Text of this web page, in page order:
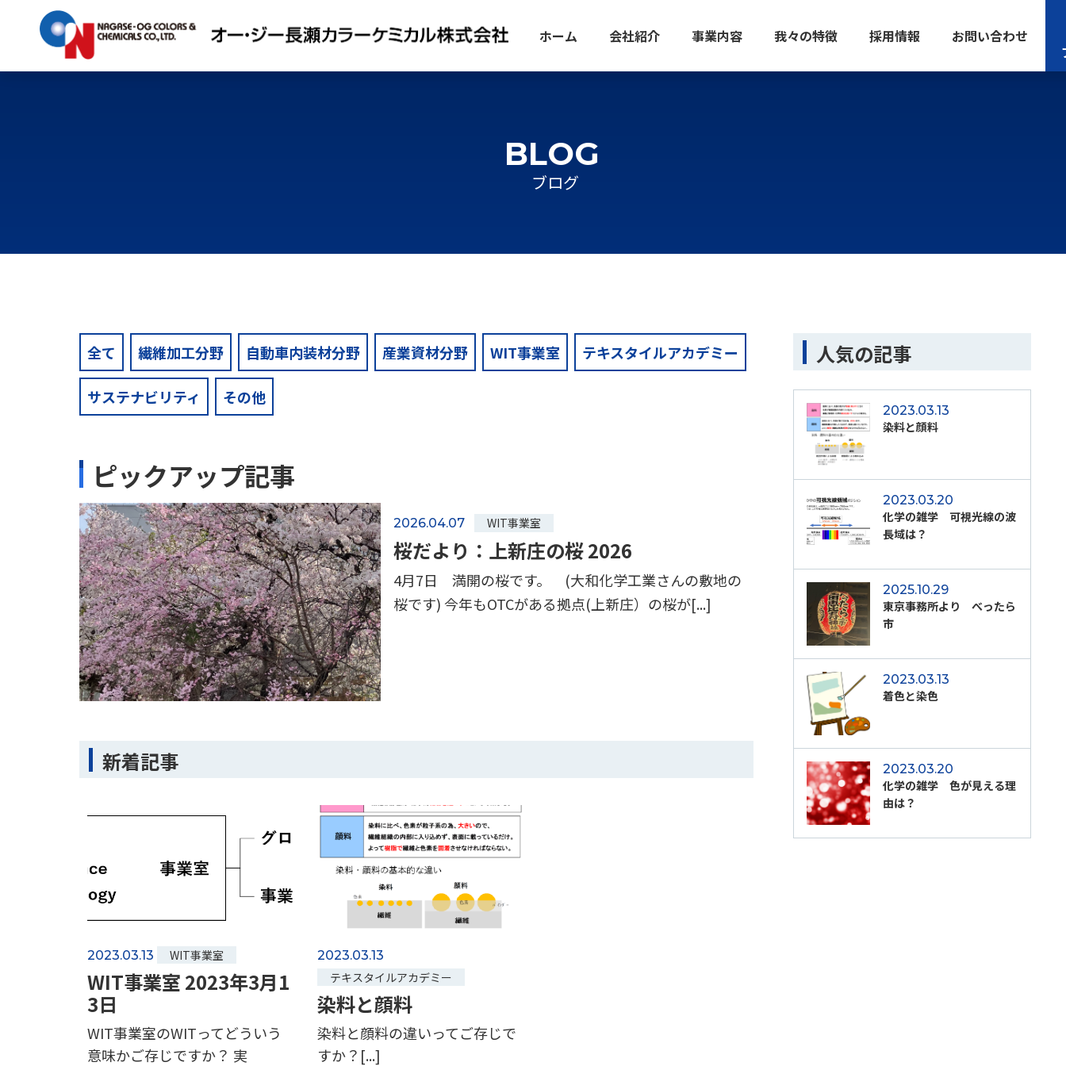
ホーム 会社紹介 事業内容 我々の特徴 採用情報
お問い合わせ
BLOG
ブログ
全て 繊維加工分野 自動車内装材分野 産業資材分野 WIT事業室 テキスタイルアカデミー
サステナビリティ その他
ピックアップ記事
2026.04.07 WIT事業室
桜だより：上新庄の桜 2026
4月7日 満開の桜です。 (大和化学工業さんの敷地の
桜です) 今年もOTCがある拠点(上新庄）の桜が[...]
新着記事
2023.03.13 WIT事業室
WIT事業室 2023年3月1
3日
WIT事業室のWITってどういう
意味かご存じですか？ 実
2023.03.13
テキスタイルアカデミー
染料と顔料
染料と顔料の違いってご存じで
すか？[...]
人気の記事
2023.03.13
染料と顔料
2023.03.20
化学の雑学 可視光線の波
長域は？
2025.10.29
東京事務所より べったら
市
2023.03.13
着色と染色
2023.03.20
化学の雑学 色が見える理
由は？